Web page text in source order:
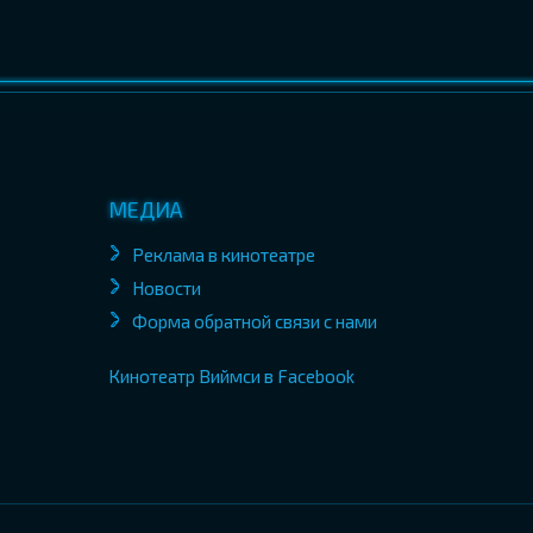
МЕДИА
Реклама в кинотеатре
Новости
Форма обратной связи с нами
Кинотеатр Виймси в Facebook